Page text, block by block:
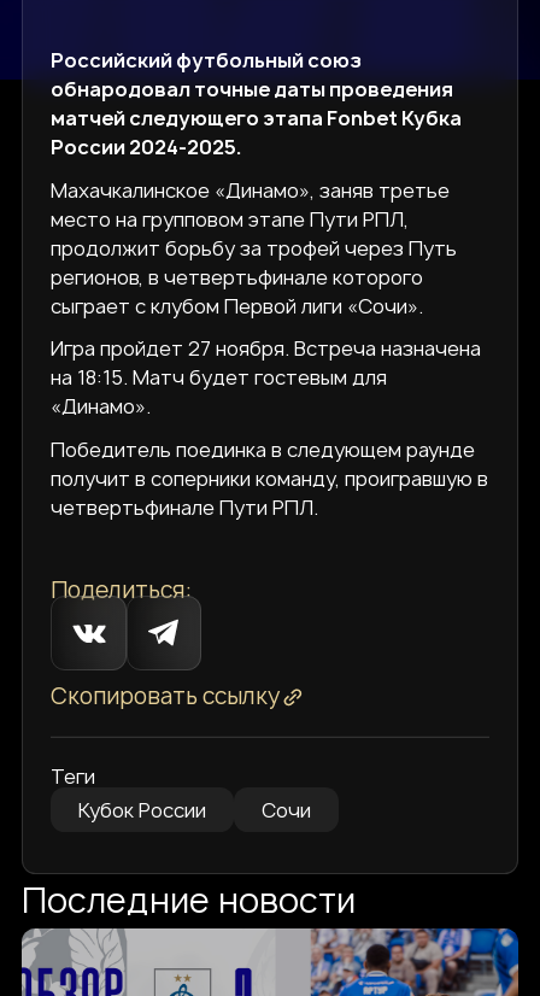
Российский футбольный союз
обнародовал точные даты проведения
матчей следующего этапа Fonbet Кубка
России 2024-2025.
Махачкалинское «Динамо», заняв третье
место на групповом этапе Пути РПЛ,
продолжит борьбу за трофей через Путь
регионов, в четвертьфинале которого
сыграет с клубом Первой лиги «Сочи».
Игра пройдет 27 ноября. Встреча назначена
на 18:15. Матч будет гостевым для
«Динамо».
Победитель поединка в следующем раунде
получит в соперники команду, проигравшую в
четвертьфинале Пути РПЛ.
Поделиться:
Скопировать ссылку
Теги
Кубок России
Сочи
Последние новости